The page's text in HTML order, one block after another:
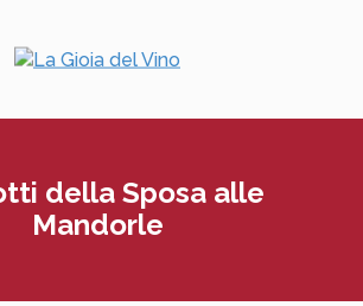
della Sposa alle
Mandorle